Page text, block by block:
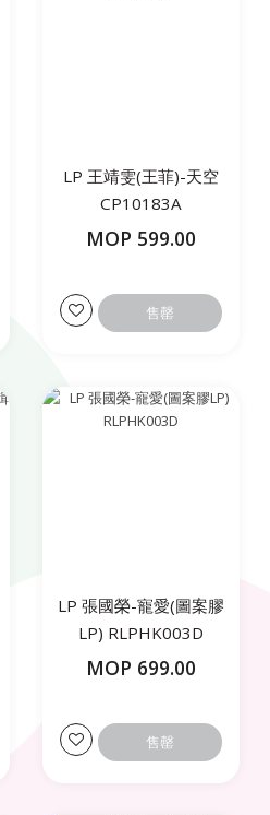
LP 王靖雯(王菲)-天空
CP10183A
MOP 599.00
售罄
LP 張國榮-寵愛(圖案膠
LP) RLPHK003D
MOP 699.00
售罄